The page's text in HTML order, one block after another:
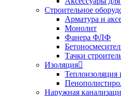
Строительное
Арматура и
Монолит
Фанера ФЛФ
Тачки
Изоляция
Наружная